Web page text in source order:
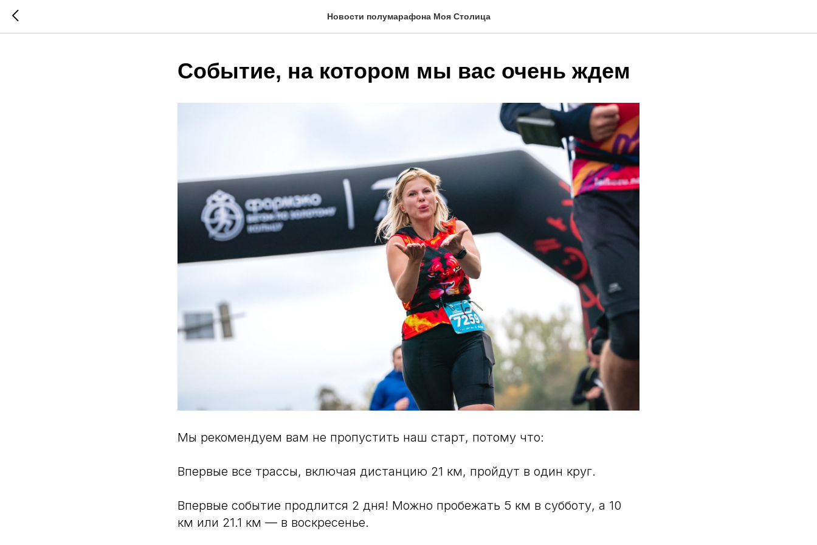
Новости полумарафона Моя Столица
Событие, на котором мы вас очень ждем
Мы рекомендуем вам не пропустить наш старт, потому что:
Впервые все трассы, включая дистанцию 21 км, пройдут в один круг.
Впервые событие продлится 2 дня! Можно пробежать 5 км в субботу, а 10
км или 21.1 км — в воскресенье.